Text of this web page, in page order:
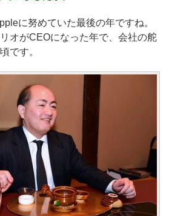
に努めていた最後の年ですね。
オがCEOになった年で、会社の舵
です。